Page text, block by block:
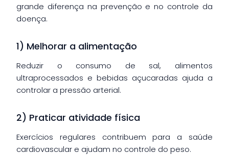
grande diferença na prevenção e no controle da
doença.
1) Melhorar a alimentação
Reduzir o consumo de sal, alimentos
ultraprocessados e bebidas açucaradas ajuda a
controlar a pressão arterial.
2) Praticar atividade física
Exercícios regulares contribuem para a saúde
cardiovascular e ajudam no controle do peso.